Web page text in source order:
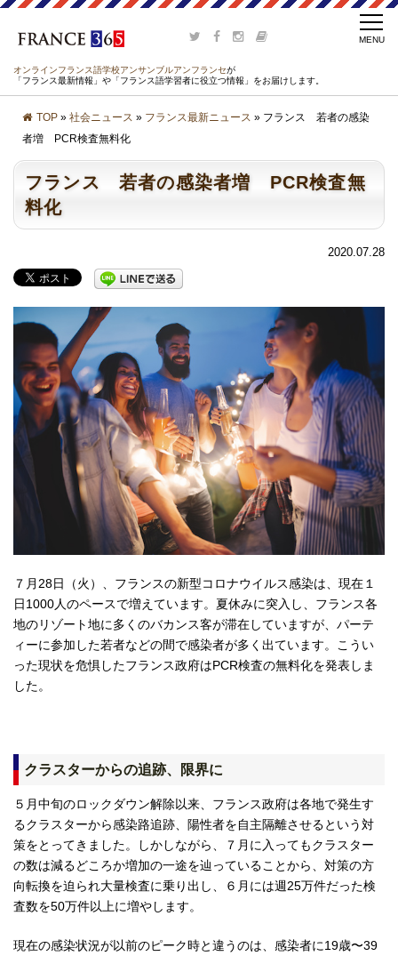
オンラインフランス語学校アンサンブルアンフランセが
「フランス最新情報」や「フランス語学習者に役立つ情報」をお届けします。
TOP » 社会ニュース » フランス最新ニュース » フランス 若者の感染
者増 PCR検査無料化
フランス 若者の感染者増 PCR検査無
料化
2020.07.28
７月28日（火）、フランスの新型コロナウイルス感染は、現在１
日1000人のペースで増えています。夏休みに突入し、フランス各
地のリゾート地に多くのバカンス客が滞在していますが、パーテ
ィーに参加した若者などの間で感染者が多く出ています。こうい
った現状を危惧したフランス政府はPCR検査の無料化を発表しま
した。
クラスターからの追跡、限界に
５月中旬のロックダウン解除以来、フランス政府は各地で発生す
るクラスターから感染路追跡、陽性者を自主隔離させるという対
策をとってきました。しかしながら、７月に入ってもクラスター
の数は減るどころか増加の一途を辿っていることから、対策の方
向転換を迫られ大量検査に乗り出し、６月には週25万件だった検
査数を50万件以上に増やします。
現在の感染状況が以前のピーク時と違うのは、感染者に19歳〜39